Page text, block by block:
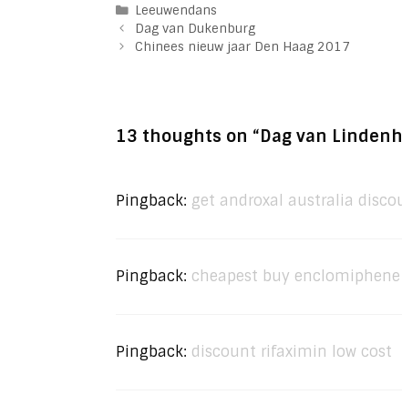
Categories
Leeuwendans
Dag van Dukenburg
Chinees nieuw jaar Den Haag 2017
13 thoughts on “Dag van
Pingback: get androxal australia
Pingback: cheapest buy
Pingback: discount rifaximin low cost